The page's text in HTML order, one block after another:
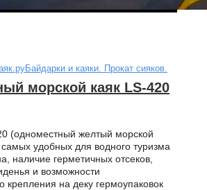
Байдарки и каяки. Прокат сияков.
морской каяк LS-420
(одноместный желтый морской
удобных для водного туризма
наличие герметичных отсеков,
и возможности
крепления на деку гермоупаковок